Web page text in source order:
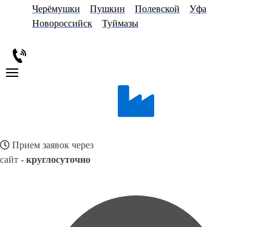
Черёмушки
Пушкин Полевской
Уфа
Новороссийск
Туймазы
Прием заявок через
сайт - круглосуточно